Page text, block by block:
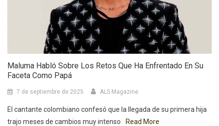
Maluma Habló Sobre Los Retos Que Ha Enfrentado En Su
Faceta Como Papá
7 de septiembre de 2025 ALS Magazine
El cantante colombiano confesó que la llegada de su primera hija
trajo meses de cambios muy intenso
Read More